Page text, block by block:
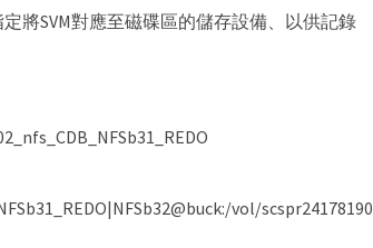
定將SVM對應至磁碟區的儲存設備、以供記錄
vol/scspr24178190